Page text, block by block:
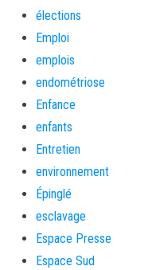
élections
Emploi
emplois
endométriose
Enfance
enfants
Entretien
environnement
Épinglé
esclavage
Espace Presse
Espace Sud